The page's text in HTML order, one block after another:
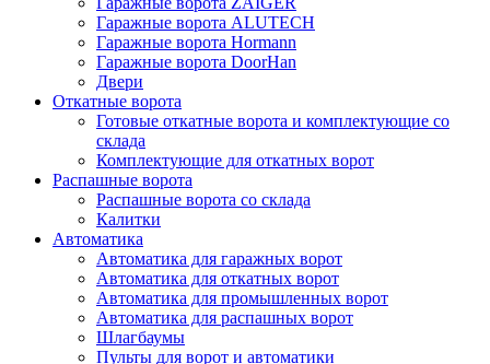
Гаражные ворота ALUTECH
Гаражные ворота Hormann
Гаражные ворота DoorHan
Двери
Откатные ворота
Готовые откатные ворота и комплектующие со
склада
Комплектующие для откатных ворот
Распашные ворота
Распашные ворота со склада
Калитки
Автоматика
Автоматика для гаражных ворот
Автоматика для откатных ворот
Автоматика для промышленных ворот
Автоматика для распашных ворот
Шлагбаумы
Пульты для ворот и автоматики